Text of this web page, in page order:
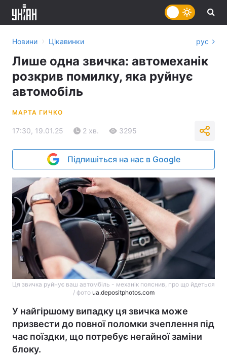
Новини › Цікавинки рус
Лише одна звичка: автомеханік
розкрив помилку, яка руйнує
автомобіль
МАРТА ГИЧКО
17:30, 19.01.25 2 хв. 3295
Підпишіться на нас в Google
Ця звичка руйнує ваш автомбіль - механік пояснив, про що йдеться
/ фото ua.depositphotos.com
У найгіршому випадку ця звичка може
призвести до повної поломки зчеплення під
час поїздки, що потребує негайної заміни
блоку.